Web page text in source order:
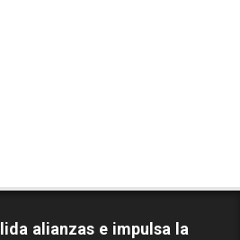
alianzas e impulsa la